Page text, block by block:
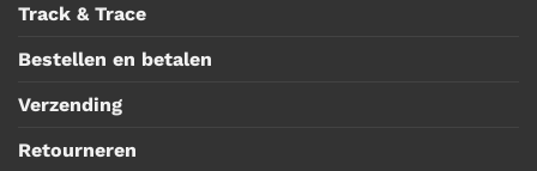
Track & Trace
Bestellen en betalen
Verzending
Retourneren